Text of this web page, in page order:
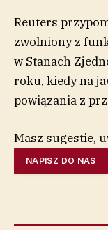
Reuters
zwolniony z
w Stanach
roku, kiedy na
powiązania z
Masz sugestie,
NAPISZ DO NAS